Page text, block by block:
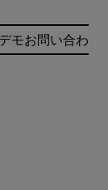
モお問い合わ